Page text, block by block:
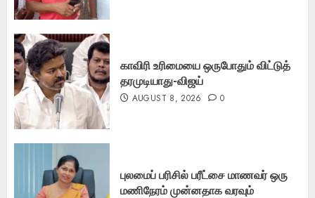
காவிரி உரிமையை ஒருபோதும் விட்டுத்
தரமுடியாது-விஜய்
AUGUST 8, 2026 0
புலமைப் பரிசில் பரீட்சை மாணவர் ஒரு
மணிநேரம் முன்னதாக வரவும்